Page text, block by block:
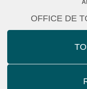
OFFICE DE